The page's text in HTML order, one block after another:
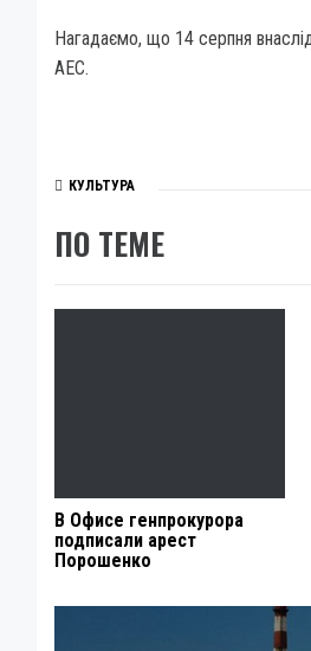
Нагадаємо, що 14 серпня
АЕС.
КУЛЬТУРА
ПО ТЕМЕ
В Офисе генпрокурора
подписали арест
Порошенко
Навигация